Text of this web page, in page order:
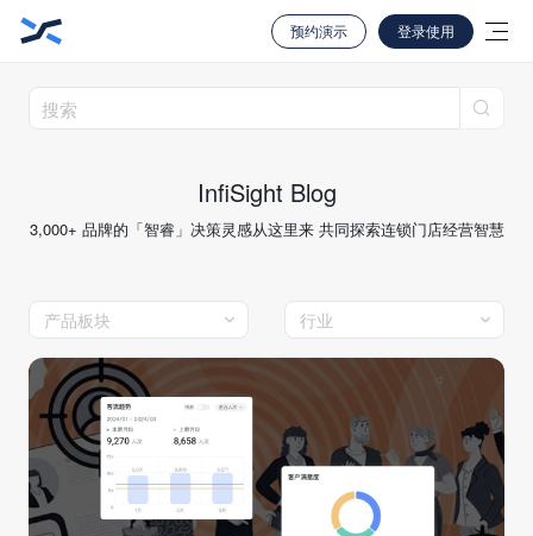
预约演示 登录使用
InfiSight Blog
3,000+ 品牌的「智睿」决策灵感从这里来 共同探索连锁门店经营智慧